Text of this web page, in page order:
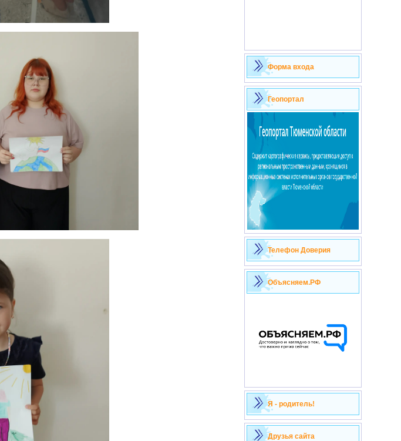
Форма входа
Геопортал
Телефон Доверия
Объясняем.РФ
Я - родитель!
Друзья сайта